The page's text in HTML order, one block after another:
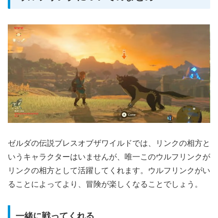
ゼルダの伝説ブレスオブザワイルドでは、リンクの相方と
いうキャラクターはいませんが、唯一このウルフリンクが
リンクの相方として活躍してくれます。ウルフリンクがい
ることによってより、冒険が楽しくなることでしょう。
一緒に戦ってくれる